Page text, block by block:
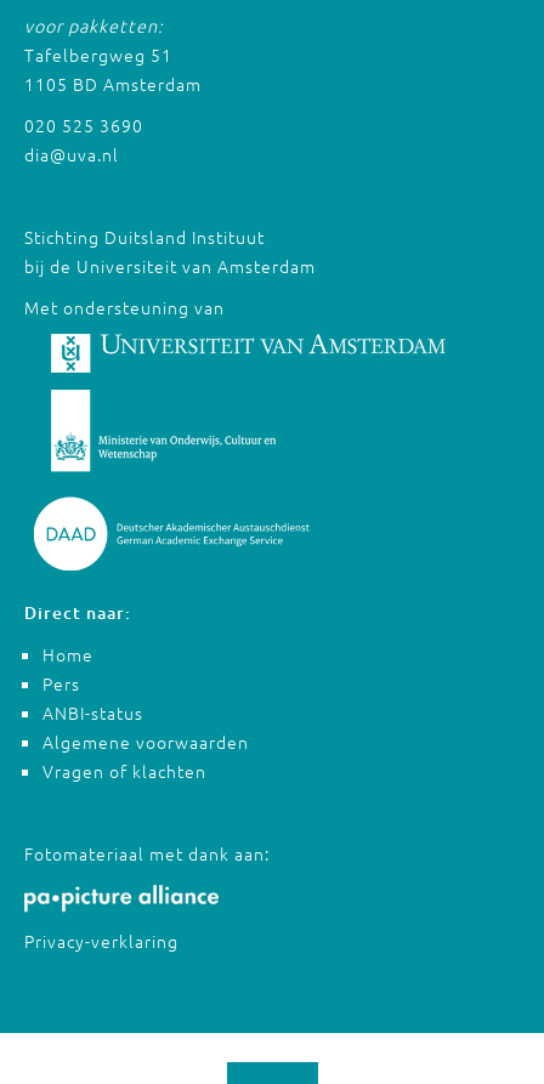
voor pakketten:
Tafelbergweg 51
1105 BD Amsterdam
020 525 3690
dia@uva.nl
Stichting Duitsland Instituut
bij de Universiteit van Amsterdam
Met ondersteuning van
Direct naar:
Home
Pers
ANBI-status
Algemene voorwaarden
Vragen of klachten
Fotomateriaal met dank aan:
Privacy-verklaring